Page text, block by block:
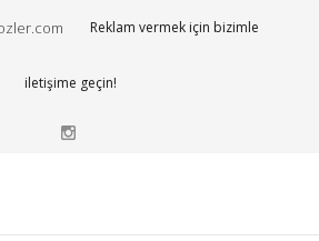
Reklam vermek için bizimle
iletişime geçin!